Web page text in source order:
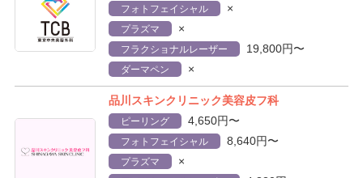
フォトフェイシャル ×
プラズマ ×
フラクショナルレーザー 19,800円〜
ダーマペン ×
品川スキンクリニック美容皮フ科
ピーリング 4,650円〜
フォトフェイシャル 8,640円〜
プラズマ ×